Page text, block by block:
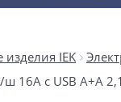
изделия IEK
к/ш 16А с USB